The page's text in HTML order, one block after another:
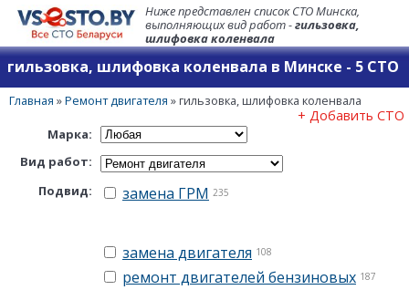
Ниже представлен список СТО Минска,
выполняющих вид работ -гильзовка,
шлифовка коленвала
гильзовка, шлифовка коленвала в Минске - 5 СТО
Главная »Ремонт двигателя »гильзовка, шлифовка коленвала
+ Добавить СТО
Марка:
Вид работ:
Подвид:
замена ГРМ 235
замена двигателя 108
ремонт двигателей бензиновых 187